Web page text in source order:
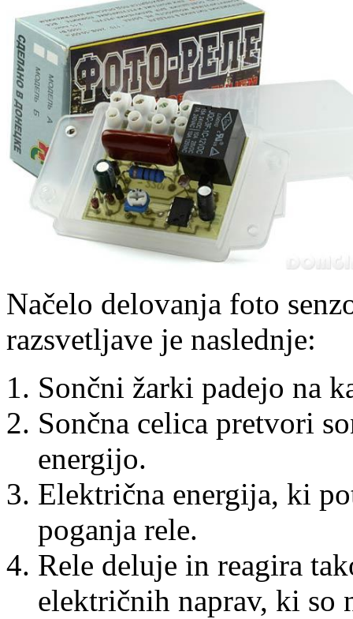
Načelo delovanja foto
razsvetljave je naslednje:
Sončni žarki padejo na
Sončna celica pretvori
energijo.
Električna energija, ki
poganja rele.
Rele deluje in reagira
električnih naprav, ki so